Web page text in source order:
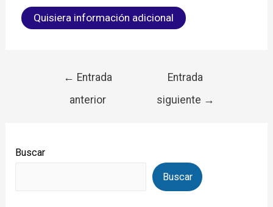
Quisiera información adicional
← Entrada
anterior
Entrada
siguiente →
Buscar
Buscar